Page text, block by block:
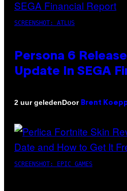
SCREENSHOT: ATLUS
Persona 6
Update In SEGA
2 uur geledenDoor Brent
SCREENSHOT: EPIC GAMES